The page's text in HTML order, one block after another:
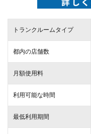
トランクルームタイプ
都内の店舗数
月額使用料
利用可能な時間
最低利用期間